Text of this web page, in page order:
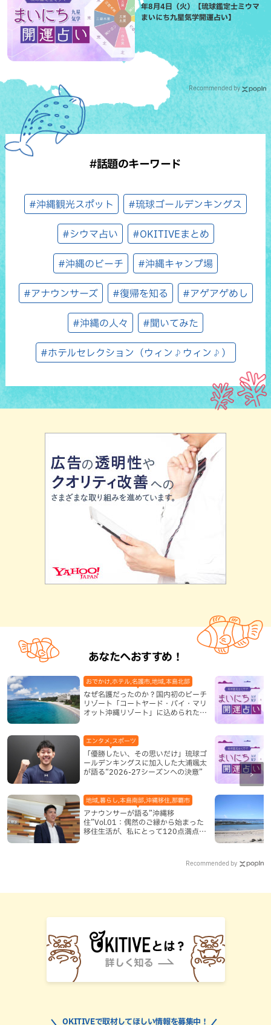
年8月4日（火）【琉球鑑定士ミウマ
まいにち九星気学開運占い】
Recommended by
#話題のキーワード
#沖縄観光スポット #琉球ゴールデンキングス
#シウマ占い #OKITIVEまとめ
#沖縄のビーチ #沖縄キャンプ場
#アナウンサーズ #復帰を知る #アゲアゲめし
#沖縄の人々 #聞いてみた
#ホテルセレクション（ウィン♪ウィン♪）
あなたへおすすめ！
なぜ名護だったのか？国内初のビーチ
リゾート「コートヤード・バイ・マリ
オット沖縄リゾート」に込められた想
おでかけ,ホテル,名護市,地域,本島北部
「優勝したい、その思いだけ」琉球ゴ
ールデンキングスに加入した大浦颯太
が語る“2026-27シーズンへの決意”
エンタメ,スポーツ
アナウンサーが語る”沖縄移
住”Vol.01：偶然のご縁から始まった
移住生活が、私にとって120点満点に
地域,暮らし,本島南部,沖縄移住,那覇市
Recommended by
OKITIVEで取材してほしい情報を募集中！